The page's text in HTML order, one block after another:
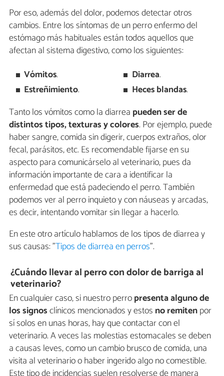
Por eso, además del dolor, podemos detectar otros
cambios. Entre los síntomas de un perro enfermo del
estómago más habituales están todos aquellos que
afectan al sistema digestivo, como los siguientes:
Vómitos.
Estreñimiento.
Diarrea.
Heces blandas.
Tanto los vómitos como la diarrea pueden ser de
distintos tipos, texturas y colores. Por ejemplo, puede
haber sangre, comida sin digerir, cuerpos extraños, olor
fecal, parásitos, etc. Es recomendable fijarse en su
aspecto para comunicárselo al veterinario, pues da
información importante de cara a identificar la
enfermedad que está padeciendo el perro. También
podemos ver al perro inquieto y con náuseas y arcadas,
es decir, intentando vomitar sin llegar a hacerlo.
En este otro artículo hablamos de los tipos de diarrea y
sus causas: "Tipos de diarrea en perros".
¿Cuándo llevar al perro con dolor de barriga al
veterinario?
En cualquier caso, si nuestro perropresenta alguno de
los signosclínicos mencionados y estos no remitenpor
sí solos en unas horas, hay que contactar con el
veterinario. A veces las molestias estomacales se deben
a causas leves, como un cambio brusco de comida, una
visita al veterinario o haber ingerido algo no comestible.